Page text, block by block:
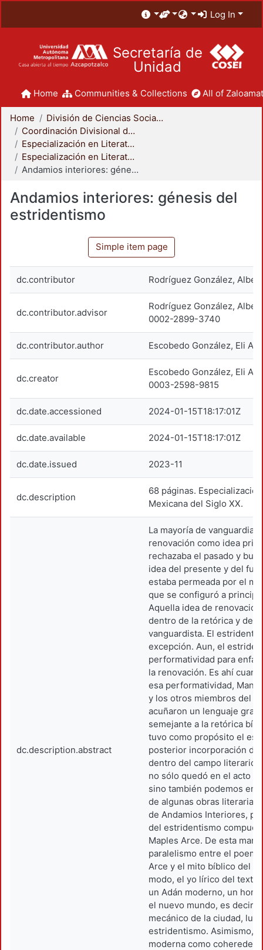
Log In
Secretaría de
Unidad
Home Communities & Collections All of
Home
División de Ciencias Sociales y Humanidades
Coordinación Divisional de Posgrado
Especialización en Literatura Mexicana del Siglo XX
Especialización en Literatura Mexicana del Siglo XX
Andamios interiores: génesis del estridentismo
Andamios interiores: génesis del
estridentismo
Simple item page
dc.contributor Rodríguez González,
dc.contributor.advisor
Rodríguez González,
0002-2899-3740
dc.contributor.author Escobedo González, Eli
dc.creator
Escobedo González, Eli
0003-2598-9815
dc.date.accessioned 2024-01-15T18:17:01Z
dc.date.available 2024-01-15T18:17:01Z
dc.date.issued 2023-11
dc.description
68 páginas.
Mexicana del Siglo XX.
dc.description.abstract
La mayoría de vanguardias
renovación como idea
rechazaba el pasado y
idea del presente y del
estaba permeada por el
que se configuró a
Aquella idea de
dentro de la retórica y del
vanguardista. El
excepción. Aun, el
performatividad para
la renovación. Es ahí
esa performatividad,
y los otros miembros del
acuñaron un lenguaje
semejante a la retórica
tuvo como propósito el
posterior incorporación
dentro del campo literario.
no sólo quedó en el acto
sino también podemos
de algunas obras literarias.
de Andamios Interiores,
del estridentismo
Maples Arce. De esta
paralelismo entre el
Arce y el mito bíblico del
modo, el yo lírico del texto
un Adán moderno, un
el nuevo mundo, es decir,
mecánico de la ciudad,
estridentismo. Asimismo,
moderna como